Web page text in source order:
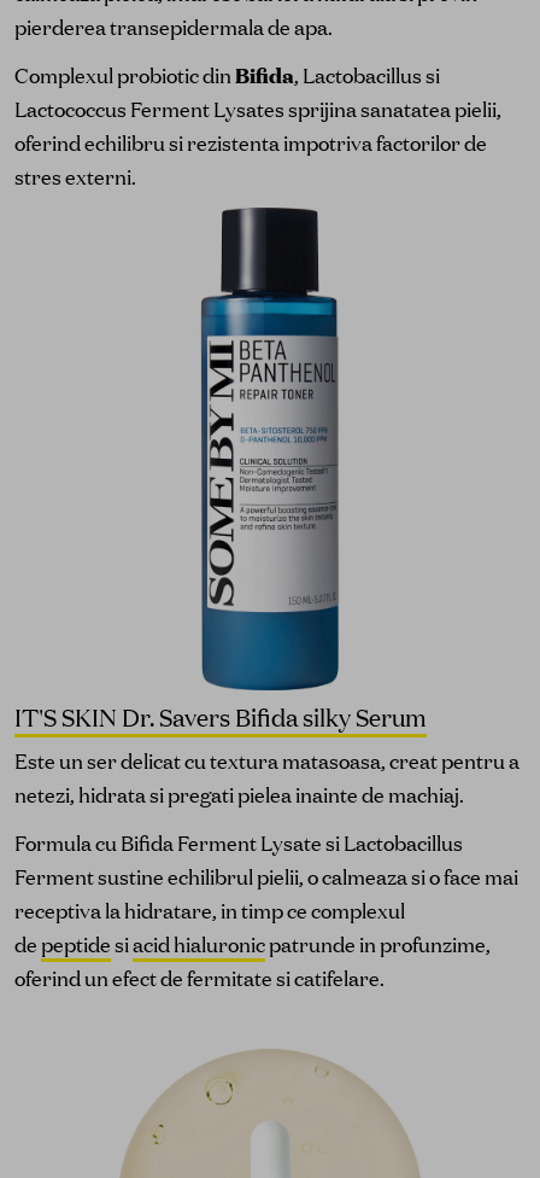
pierderea transepidermala de apa.
Complexul probiotic dinBifida, Lactobacillus si
Lactococcus Ferment Lysates sprijina sanatatea pielii,
oferind echilibru si rezistenta impotriva factorilor de
stres externi.
IT'S SKIN Dr. Savers Bifida silky Serum
Este un ser delicat cu textura matasoasa, creat pentru a
netezi, hidrata si pregati pielea inainte de machiaj.
Formula cu Bifida Ferment Lysate si Lactobacillus
Ferment sustine echilibrul pielii, o calmeaza si o face mai
receptiva la hidratare, in timp ce complexul
de peptidesiacid hialuronicpatrunde in profunzime,
oferind un efect de fermitate si catifelare.